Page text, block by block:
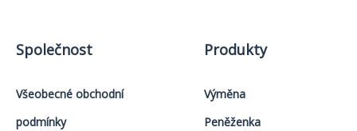
Společnost
Všeobecné obchodní
podmínky
Produkty
Výměna
Peněženka